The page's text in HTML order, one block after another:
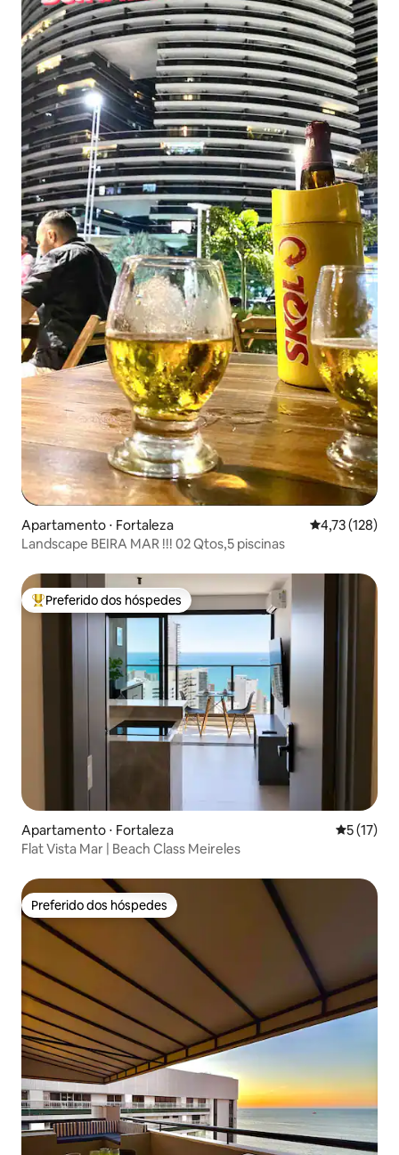
Apartamento ⋅ Fortaleza 4,73 de uma
4,73 (128)
Landscape BEIRA MAR !!! 02 Qtos,5 piscinas
Entre os melhores preferidos dos hóspedes
Preferido dos hóspedes
Apartamento ⋅ Fortaleza 5 de uma
5 (17)
Flat Vista Mar | Beach Class Meireles
Preferido dos hóspedes
Preferido dos hóspedes